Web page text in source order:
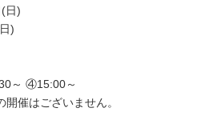
日)
)
～ ④15:00～
催はございません。